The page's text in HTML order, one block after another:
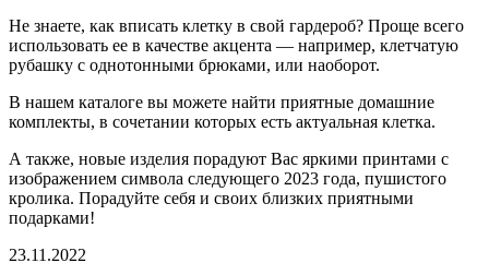
Не знаете, как вписать клетку в свой гардероб? Проще всего
использовать ее в качестве акцента — например, клетчатую
рубашку с однотонными брюками, или наоборот.
В нашем каталоге вы можете найти приятные домашние
комплекты, в сочетании которых есть актуальная клетка.
А также, новые изделия порадуют Вас яркими принтами с
изображением символа следующего 2023 года, пушистого
кролика. Порадуйте себя и своих близких приятными
подарками!
23.11.2022